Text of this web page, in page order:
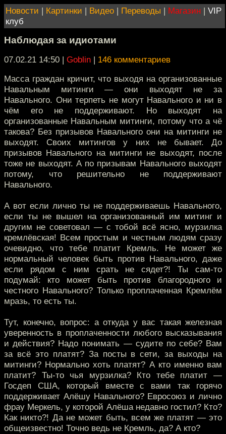
Новости | Картинки | Видео | Переводы | Магазин | VIP
клуб
Наблюдая за идиотами
07.02.21 14:50 | Goblin | 146 комментариев
Масса граждан кричит, что выходя на организованные
Навальным митинги — они выходят не за
Навального. Они терпеть не могут Навального и ни в
чём его не поддерживают. Но выходят на
организованные Навальным митинги, потому что а чё
такова? Без призывов Навального они на митинги не
выходят. Своих митингов у них не бывает. До
призывов Навального на митинги не выходят, после
тоже не выходят. А по призывам Навального выходят
потому, что решительно не поддерживают
Навального.
А вот если лично ты не поддерживаешь Навального,
если ты не вышел на организованный им митинг и
другим не советовал — с тобой всё ясно, мурзилка
кремлёвская! Всем простым и честным людям сразу
очевидно, что тебе платит Кремль. Не может же
нормальный человек быть против Навального, даже
если рядом с ним срать не сядет?! Ты сам-то
подумай: кто может быть против благородного и
честного Навального? Только проплаченная Кремлём
мразь, то есть ты.
Тут, конечно, вопрос: а откуда у вас такая железная
уверенность в проплаченности любого высказывания
и действия? Надо понимать — судите по себе? Вам
за всё это платят? За посты в сети, за выходы на
митинги? Нормально хоть платят? А кто именно вам
платит? Ты-то чья мурзилка? Кто тебе платит —
Госдеп США, который вместе с вами так горячо
поддерживает Алёшу Навального? Евросоюз и лично
фрау Меркель, у которой Алёша недавно гостил? Кто?
Как никто?! Да не может быть, всем же платят — это
общеизвестно! Точно ведь не Кремль, да? А кто?